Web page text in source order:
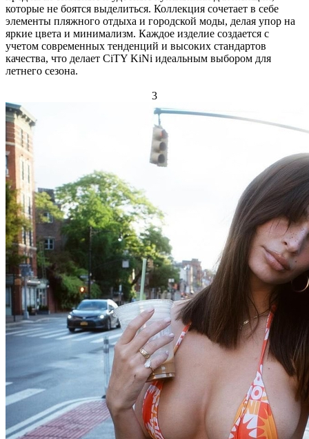
которые не боятся выделиться. Коллекция сочетает в себе
элементы пляжного отдыха и городской моды, делая упор на
яркие цвета и минимализм. Каждое изделие создается с
учетом современных тенденций и высоких стандартов
качества, что делает CiTY KiNi идеальным выбором для
летнего сезона.
3